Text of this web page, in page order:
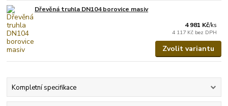
Dřevěná truhla DN104 borovice masiv
4 981 Kč/ks
4 117 Kč bez DPH
Zvolit variantu
Kompletní specifikace